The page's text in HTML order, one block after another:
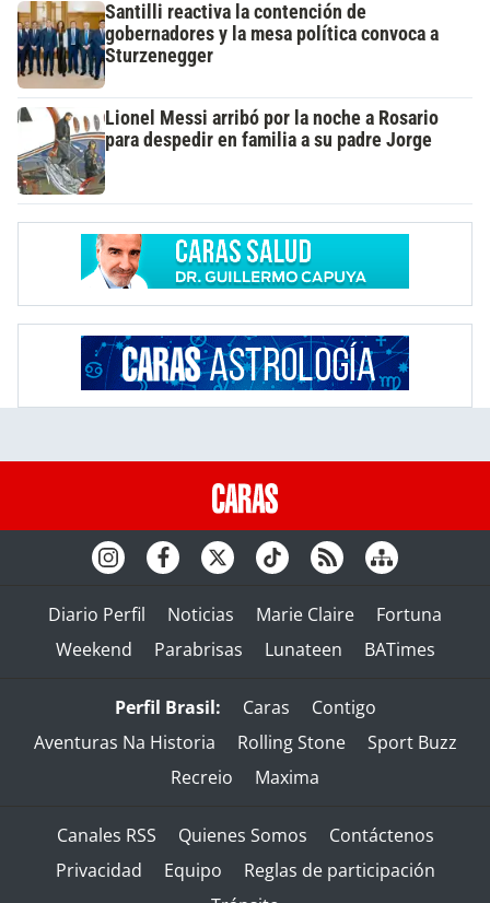
Santilli reactiva la contención de
gobernadores y la mesa política convoca a
Sturzenegger
Lionel Messi arribó por la noche a Rosario
para despedir en familia a su padre Jorge
Diario Perfil Noticias Marie Claire
Fortuna
Weekend
Parabrisas Lunateen BATimes
Perfil Brasil: Caras
Contigo
Aventuras Na Historia
Rolling Stone
Sport Buzz
Recreio
Maxima
Canales RSS Quienes Somos
Contáctenos
Privacidad
Equipo
Reglas de participación